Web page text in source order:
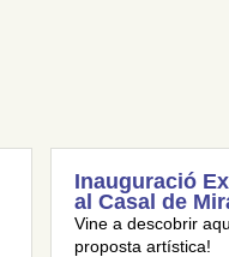
Inauguració
al Casal de
Vine a descobrir
proposta artística!